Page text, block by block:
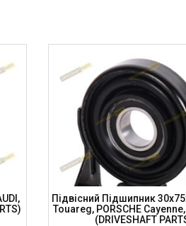
Підвісний Підшипник
Touareg, PORSCHE
(DRIVESHAFT